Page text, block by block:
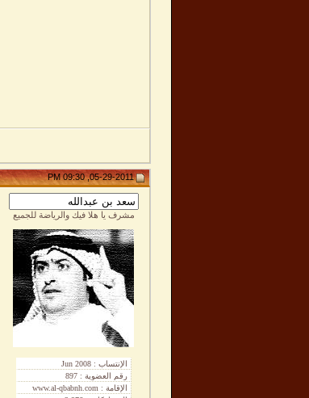
05-29-2011, 09:30 PM
مشرف يا هلا فيك والرياضة للجميع